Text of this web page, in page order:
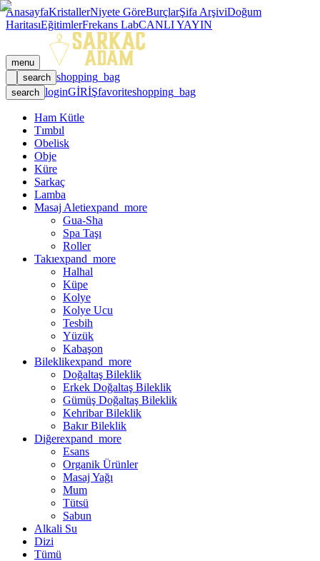
AnasayfaKristallerNiyete GöreBurçlarŞifa ArşiviDoğum
HaritasıEğitimlerFrekans LabCANLI YAYIN
menu
search shopping_bag
search loginGİRİŞfavoriteshopping_bag
Ham Kütle
Tımbıl
Obelisk
Obje
Küre
Sarkaç
Lamba
Masaj Aletiexpand_more
Gua-Sha
Spa Taşı
Roller
Takıexpand_more
Halhal
Küpe
Kolye
Kolye Ucu
Tesbih
Yüzük
Kabaşon
Bileklikexpand_more
Doğaltaş Bileklik
Erkek Doğaltaş Bileklik
Gümüş Doğaltaş Bileklik
Kehribar Bileklik
Bakır Bileklik
Diğerexpand_more
Esans
Organik Ürünler
Masaj Yağı
Mum
Tütsü
Sabun
Alkali Su
Dizi
Tümü